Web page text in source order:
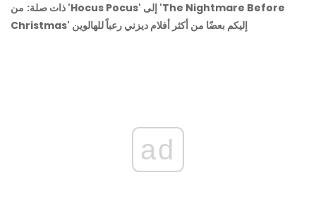
ذات صلة: من 'Hocus Pocus' إلى 'The Nightmare Before
Christmas' إليكم بعضًا من أكثر أفلام ديزني رعباً للهالوين
ad